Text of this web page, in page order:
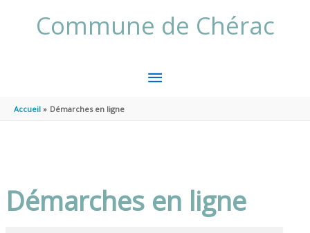
Commune de Chérac
MENU
Accueil Démarches en ligne
Démarches en ligne